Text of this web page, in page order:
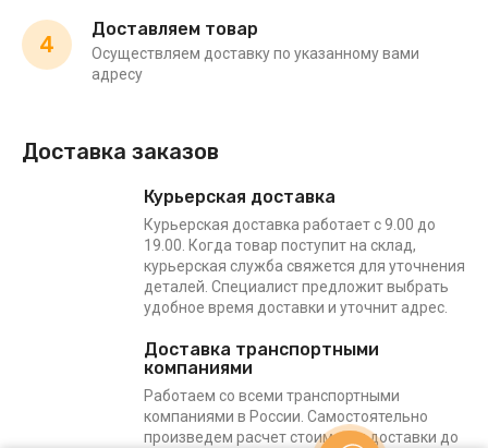
4
Доставляем товар
Осуществляем доставку по указанному вами
адресу
Доставка заказов
Курьерская доставка
Курьерская доставка работает с 9.00 до
19.00. Когда товар поступит на склад,
курьерская служба свяжется для уточнения
деталей. Специалист предложит выбрать
удобное время доставки и уточнит адрес.
Доставка транспортными
компаниями
Работаем со всеми транспортными
компаниями в России. Самостоятельно
произведем расчет стоимости доставки до